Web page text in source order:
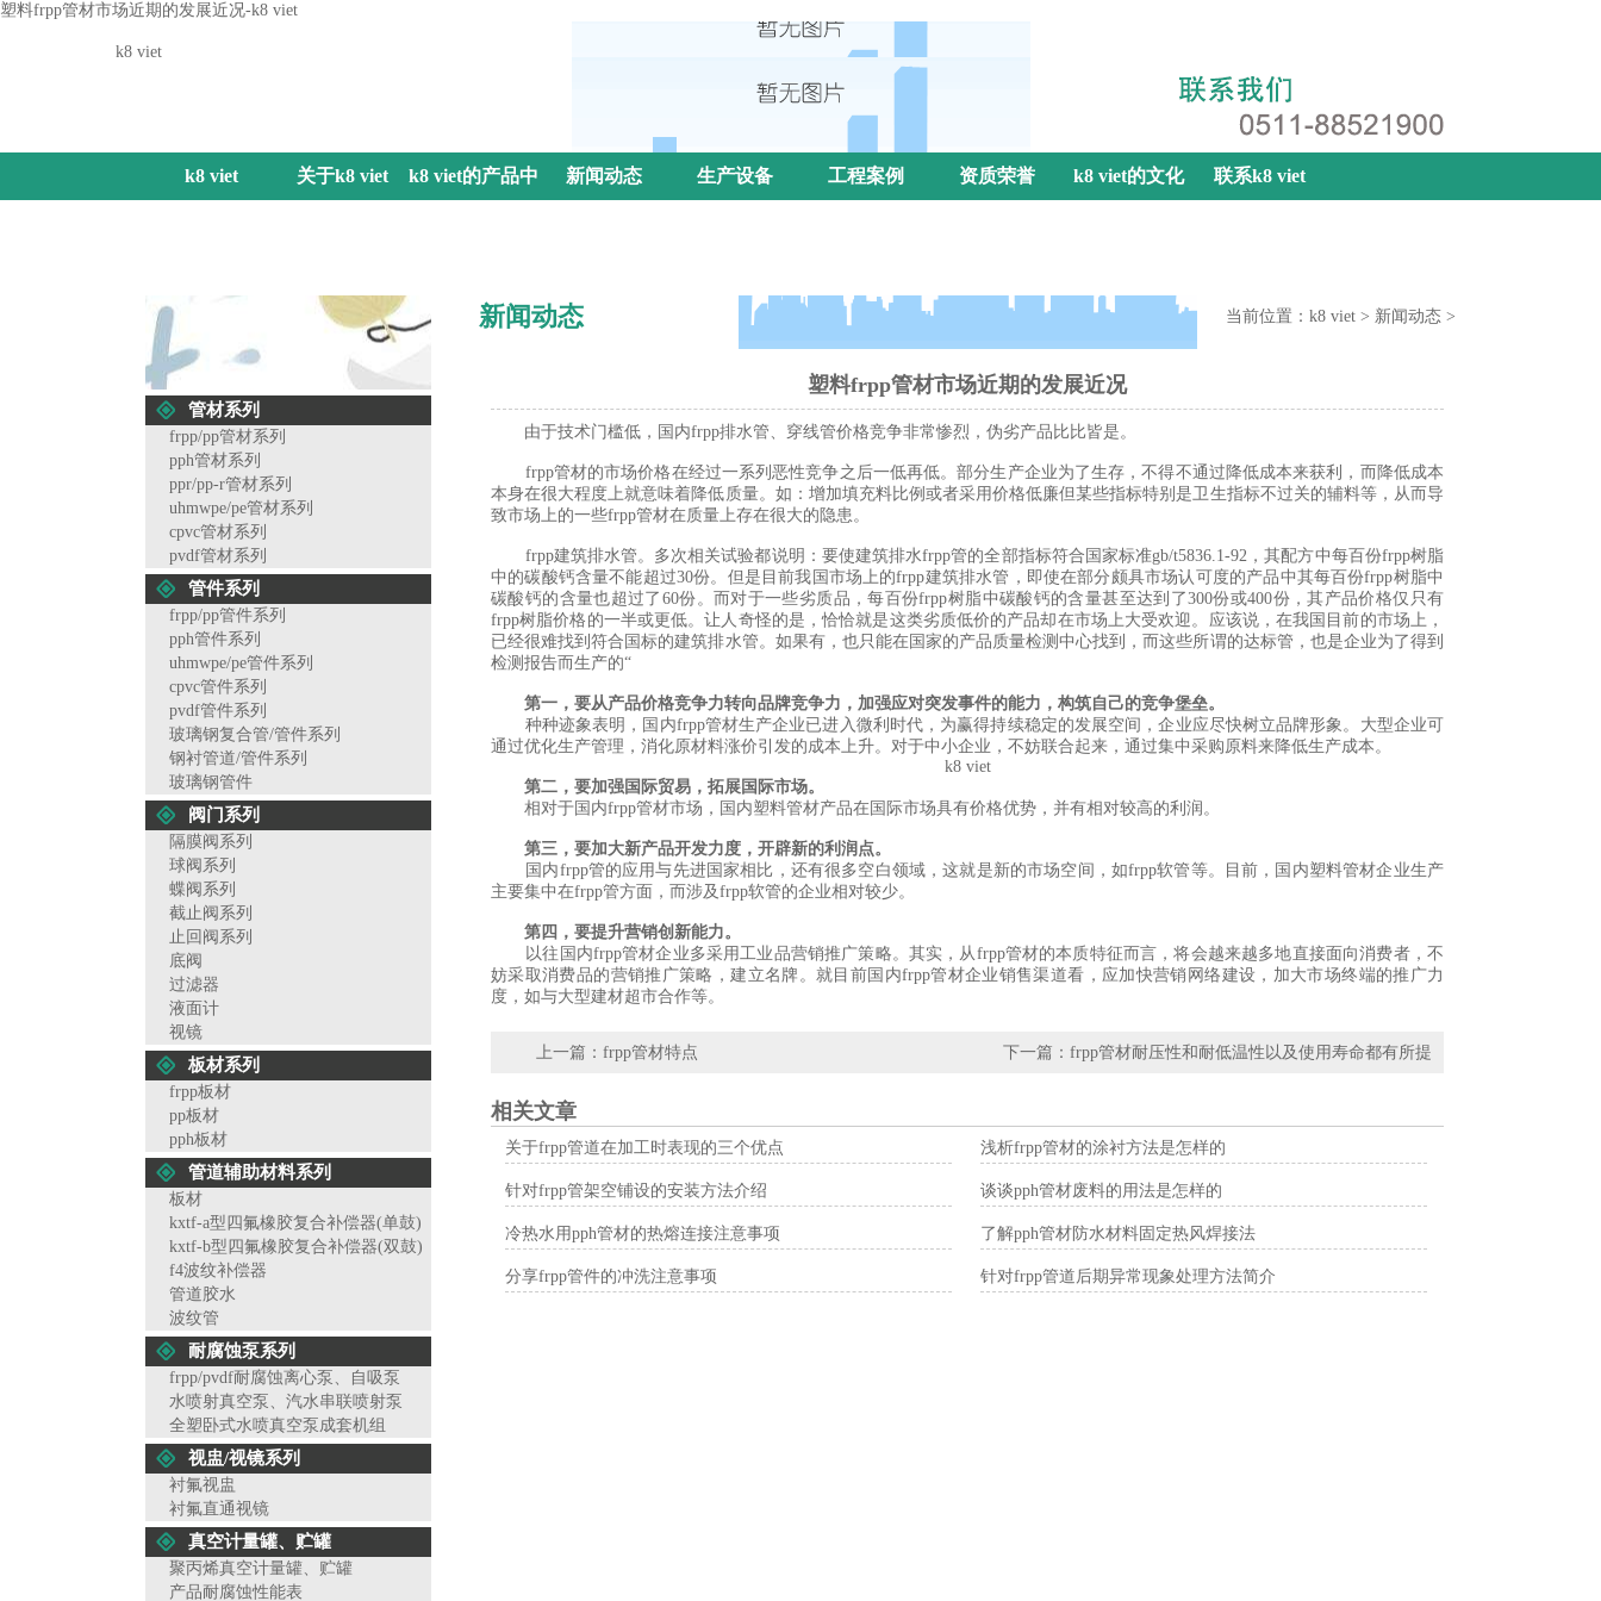
塑料frpp管材市场近期的发展近况-k8 viet
k8 viet
k8 viet 关于k8 viet k8 viet的产品中 新闻动态 生产设备 工程案例 资质荣誉 k8 viet的文化 联系k8 viet
管材系列
frpp/pp管材系列
pph管材系列
ppr/pp-r管材系列
uhmwpe/pe管材系列
cpvc管材系列
pvdf管材系列
管件系列
frpp/pp管件系列
pph管件系列
uhmwpe/pe管件系列
cpvc管件系列
pvdf管件系列
玻璃钢复合管/管件系列
钢衬管道/管件系列
玻璃钢管件
阀门系列
隔膜阀系列
球阀系列
蝶阀系列
截止阀系列
止回阀系列
底阀
过滤器
液面计
视镜
板材系列
frpp板材
pp板材
pph板材
管道辅助材料系列
板材
kxtf-a型四氟橡胶复合补偿器(单鼓)
kxtf-b型四氟橡胶复合补偿器(双鼓)
f4波纹补偿器
管道胶水
波纹管
耐腐蚀泵系列
frpp/pvdf耐腐蚀离心泵、自吸泵
水喷射真空泵、汽水串联喷射泵
全塑卧式水喷真空泵成套机组
视盅/视镜系列
衬氟视盅
衬氟直通视镜
真空计量罐、贮罐
聚丙烯真空计量罐、贮罐
产品耐腐蚀性能表
新闻动态 当前位置： k8 viet > 新闻动态 >
塑料frpp管材市场近期的发展近况
由于技术门槛低，国内frpp排水管、穿线管价格竞争非常惨烈，伪劣产品比比皆是。
frpp管材的市场价格在经过一系列恶性竞争之后一低再低。部分生产企业为了生存，不得不通过降低成本来获利，而降低成本
本身在很大程度上就意味着降低质量。如：增加填充料比例或者采用价格低廉但某些指标特别是卫生指标不过关的辅料等，从而导
致市场上的一些frpp管材在质量上存在很大的隐患。
frpp建筑排水管。多次相关试验都说明：要使建筑排水frpp管的全部指标符合国家标准gb/t5836.1-92，其配方中每百份frpp树脂
中的碳酸钙含量不能超过30份。但是目前我国市场上的frpp建筑排水管，即使在部分颇具市场认可度的产品中其每百份frpp树脂中
碳酸钙的含量也超过了60份。而对于一些劣质品，每百份frpp树脂中碳酸钙的含量甚至达到了300份或400份，其产品价格仅只有
frpp树脂价格的一半或更低。让人奇怪的是，恰恰就是这类劣质低价的产品却在市场上大受欢迎。应该说，在我国目前的市场上，
已经很难找到符合国标的建筑排水管。如果有，也只能在国家的产品质量检测中心找到，而这些所谓的达标管，也是企业为了得到
检测报告而生产的“
第一，要从产品价格竞争力转向品牌竞争力，加强应对突发事件的能力，构筑自己的竞争堡垒。
种种迹象表明，国内frpp管材生产企业已进入微利时代，为赢得持续稳定的发展空间，企业应尽快树立品牌形象。大型企业可
通过优化生产管理，消化原材料涨价引发的成本上升。对于中小企业，不妨联合起来，通过集中采购原料来降低生产成本。
k8 viet
第二，要加强国际贸易，拓展国际市场。
相对于国内frpp管材市场，国内塑料管材产品在国际市场具有价格优势，并有相对较高的利润。
第三，要加大新产品开发力度，开辟新的利润点。
国内frpp管的应用与先进国家相比，还有很多空白领域，这就是新的市场空间，如frpp软管等。目前，国内塑料管材企业生产
主要集中在frpp管方面，而涉及frpp软管的企业相对较少。
第四，要提升营销创新能力。
以往国内frpp管材企业多采用工业品营销推广策略。其实，从frpp管材的本质特征而言，将会越来越多地直接面向消费者，不
妨采取消费品的营销推广策略，建立名牌。就目前国内frpp管材企业销售渠道看，应加快营销网络建设，加大市场终端的推广力
度，如与大型建材超市合作等。
上一篇： frpp管材特点 下一篇： frpp管材耐压性和耐低温性以及使用寿命都有所提
相关文章
关于frpp管道在加工时表现的三个优点 浅析frpp管材的涂衬方法是怎样的
针对frpp管架空铺设的安装方法介绍 谈谈pph管材废料的用法是怎样的
冷热水用pph管材的热熔连接注意事项 了解pph管材防水材料固定热风焊接法
分享frpp管件的冲洗注意事项 针对frpp管道后期异常现象处理方法简介